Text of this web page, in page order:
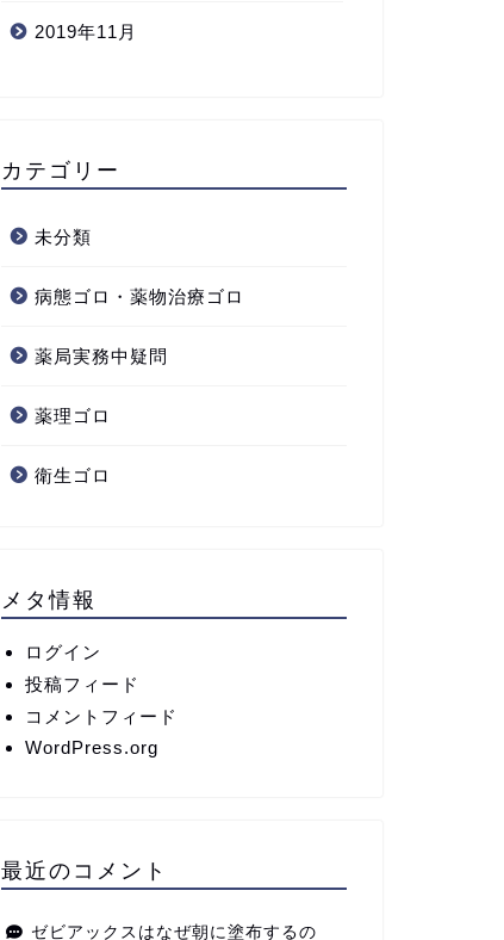
2019年11月
カテゴリー
未分類
病態ゴロ・薬物治療ゴロ
薬局実務中疑問
薬理ゴロ
衛生ゴロ
メタ情報
ログイン
投稿フィード
コメントフィード
WordPress.org
最近のコメント
ゼビアックスはなぜ朝に塗布するの